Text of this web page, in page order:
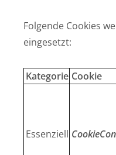
Folgende Cookies
eingesetzt:
Kategorie Cookie
Essenziell